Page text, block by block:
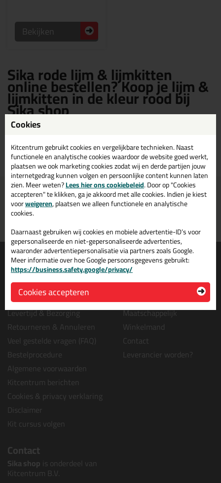
Bekijken
Sika rode lijm & lijmkitten
online bestellen? Koop je lijm &
lijmkitten in de kleur rood bij
Sika shop
Sika lijm & Lijmkitten in de kleur rood kopen? Op Sika shop vind je een
lijmkitten rood daarom gemakkelijk en snel op Sika shop!
Voor 21:00 uur besteld
morgen in huis
Gratisbezorging inNL & BE
vanaf75,-
Grootste assortiment
uit voorraad leverbaar wanneer je afhaalt
Informatie
Tips en tricks
Keuzehulpen
Acties
Levertijd & Bezorging
Retourneren & Annuleren
Veel gestelde vragen (FAQ)
Bestelprocedure
Algemene voorwaarden
Kitcentrum berichten
Cookies & privacy verklaring
Disclaimer
Kit cursus volgen
Over ons
Wie wij zijn?
Vacatures bij kitcentrum.nl
Over Kitcentrum.nl
Maatschappelijk
Winkelmand
Contact
Leverancier worden?
Contact
Sika shop is onderdeel van
Kitcentrum B.V.
Cookies
Kitcentrum gebruikt cookies en vergelijkbare technieken. Naast
functionele en analytische cookies waardoor de website goed werkt,
plaatsen we ook marketing cookies zodat wij en derde partijen jouw
internetgedrag kunnen volgen en persoonlijke content kunnen laten
zien. Meer weten?Lees hier ons cookiebeleid. Door op "Cookies
accepteren" te klikken, ga je akkoord met alle cookies. Indien je kiest
voorweigeren, plaatsen we alleen functionele en analytische
cookies.
Daarnaast gebruiken wij cookies en mobiele advertentie-ID’s voor
gepersonaliseerde en niet-gepersonaliseerde advertenties,
waaronder advertentiepersonalisatie via partners zoals Google.
Meer informatie over hoe Google persoonsgegevens gebruikt:
https://business.safety.google/privacy/
Cookies accepteren